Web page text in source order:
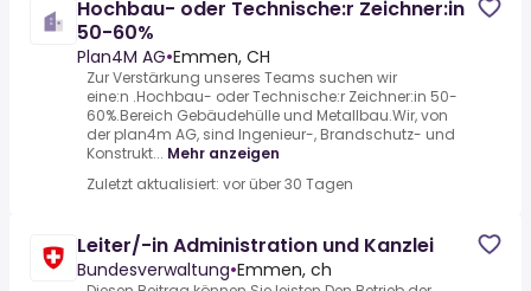
Hochbau- oder Technische:r Zeichner:in
50-60%
Plan4M AG•Emmen, CH
Zur Verstärkung unseres Teams suchen wir
eine:n .Hochbau- oder Technische:r Zeichner:in 50-
60%.Bereich Gebäudehülle und Metallbau.Wir, von
der plan4m AG, sind Ingenieur-, Brandschutz- und
Konstrukt... Mehr anzeigen
Zuletzt aktualisiert: vor über 30 Tagen
Leiter/-in Administration und Kanzlei
Bundesverwaltung•Emmen, ch